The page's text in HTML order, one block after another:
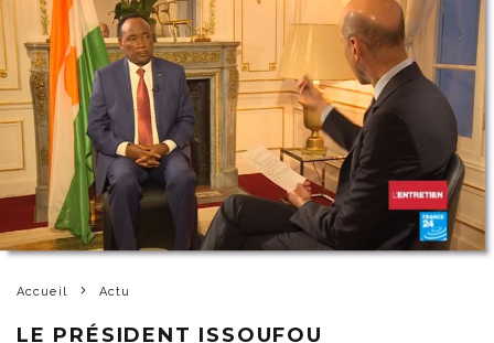
Accueil Actu
LE PRÉSIDENT ISSOUFOU